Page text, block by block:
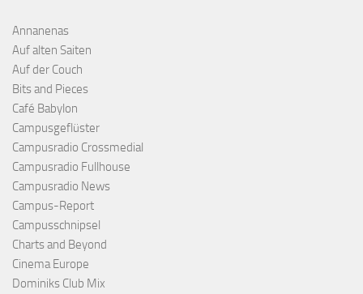
Annanenas
Auf alten Saiten
Auf der Couch
Bits and Pieces
Café Babylon
Campusgeflüster
Campusradio Crossmedial
Campusradio Fullhouse
Campusradio News
Campus-Report
Campusschnipsel
Charts and Beyond
Cinema Europe
Dominiks Club Mix